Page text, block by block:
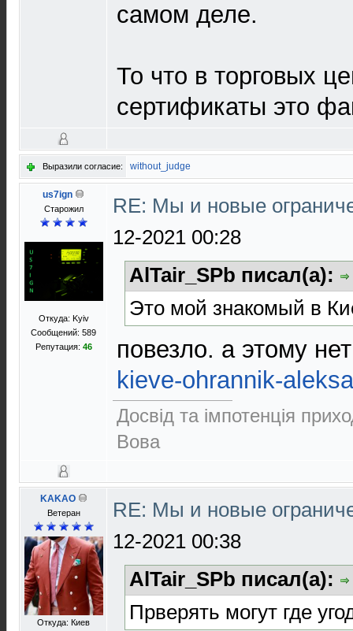
самом деле.
То что в торговых
сертификаты это
Выразили согласие: without_judge
us7ign
Старожил
Откуда: Kyiv
Сообщений: 589
Репутация: 46
RE: Мы и новые
12-2021 00:28
AlTair_SPb писал(а):
Это мой знакомый в
повезло. а этому
kieve-ohrannik-
Досвід та імпотенція
Вова
KAKAO
Ветеран
Откуда: Киев
RE: Мы и новые
12-2021 00:38
AlTair_SPb писал(а):
Прверять могут где